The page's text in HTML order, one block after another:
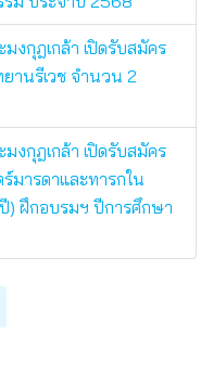
งกุฎเกล้า เปิดรับสมัคร
านรีเวช จำนวน 2
งกุฎเกล้า เปิดรับสมัคร
มารดาและทารกใน
) ฝึกอบรมฯ ปีการศึกษา